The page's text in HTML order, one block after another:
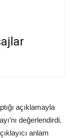
açıklamayla
değerlendirdi.
anlam